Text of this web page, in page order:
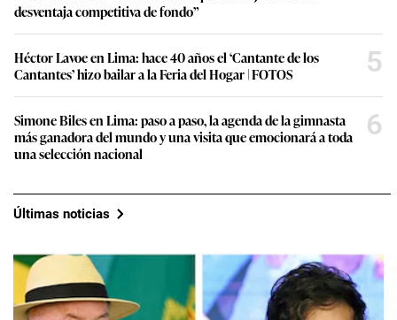
desventaja competitiva de fondo”
Héctor Lavoe en Lima: hace 40 años el ‘Cantante de los
Cantantes’ hizo bailar a la Feria del Hogar | FOTOS
5
Simone Biles en Lima: paso a paso, la agenda de la gimnasta
más ganadora del mundo y una visita que emocionará a toda
una selección nacional
6
Últimas noticias